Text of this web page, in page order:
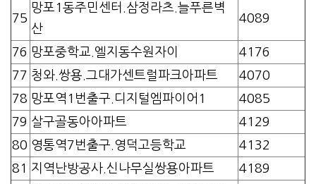
75
망포1동주민센터.삼정라츠.늘푸른벽
산
4089
76 망포중학교.엘지동수원자이
4176
77 청와.쌍용.그대가센트럴파크아파트
4070
78 망포역1번출구.디지털엠파이어1
4085
79 살구골동아아파트
4129
80 영통역7번출구.영덕고등학교
4132
81
지역난방공사.신나무실쌍용아파트 4189